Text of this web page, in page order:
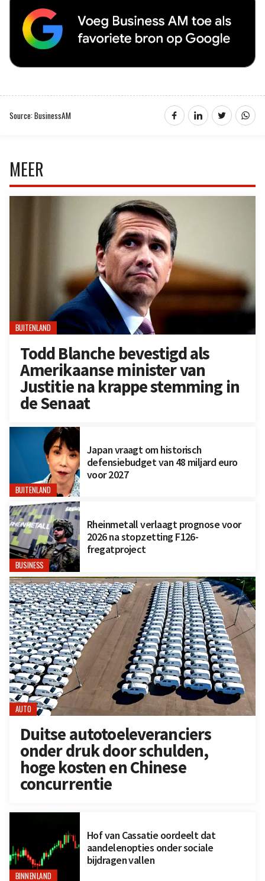
Source: BusinessAM
MEER
BUITENLAND
Todd Blanche bevestigd als
Amerikaanse minister van
Justitie na krappe stemming in
de Senaat
BUITENLAND
Japan vraagt om historisch
defensiebudget van 48 miljard euro
voor 2027
BUSINESS
Rheinmetall verlaagt prognose voor
2026 na stopzetting F126-
fregatproject
AUTO
Duitse autotoeleveranciers
onder druk door schulden,
hoge kosten en Chinese
concurrentie
BINNENLAND
Hof van Cassatie oordeelt dat
aandelenopties onder sociale
bijdragen vallen